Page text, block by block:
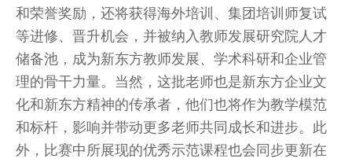
和荣誉奖励，还将获得海外培训、集团培训师复试
等进修、晋升机会，并被纳入教师发展研究院人才
储备池，成为新东方教师发展、学术科研和企业管
理的骨干力量。当然，这批老师也是新东方企业文
化和新东方精神的传承者，他们也将作为教学模范
和标杆，影响并带动更多老师共同成长和进步。此
外，比赛中所展现的优秀示范课程也会同步更新在